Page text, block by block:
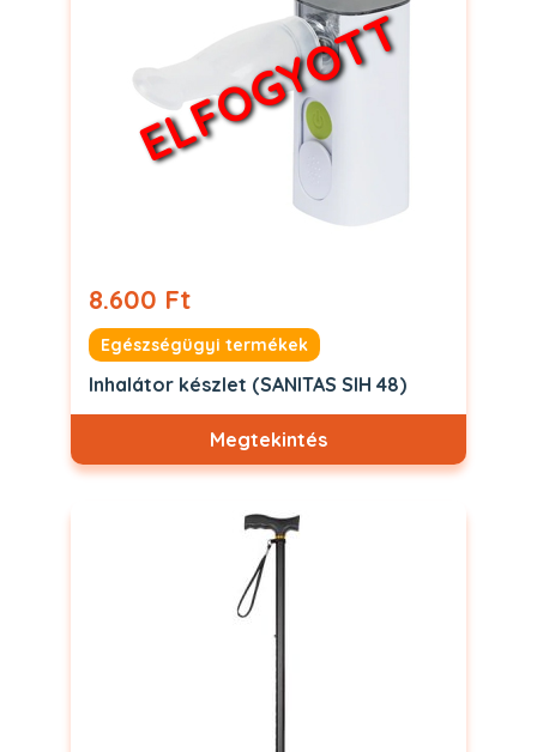
ELFOGYOTT
8.600 Ft
Egészségügyi termékek
Inhalátor készlet (SANITAS SIH 48)
Megtekintés